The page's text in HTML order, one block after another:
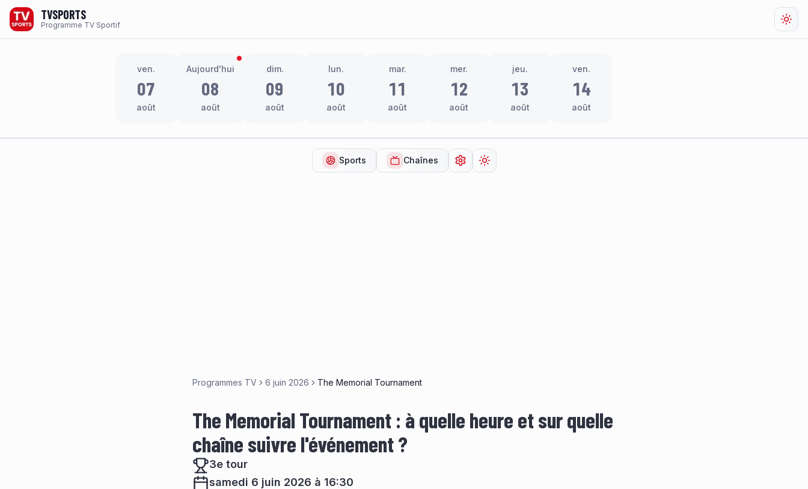
TVSPORTS
Programme TV Sportif
ven.
07
août
Aujourd'hui
08
août
dim.
09
août
lun.
10
août
mar.
11
août
mer.
12
août
jeu.
13
août
ven.
14
août
Sports Chaînes Ouvrir les paramètres
Changer de thème
Programmes TV 6 juin 2026 The Memorial Tournament
The Memorial Tournament : à quelle heure et sur quelle
chaîne suivre l'événement ?
3e tour
samedi 6 juin 2026 à 16:30